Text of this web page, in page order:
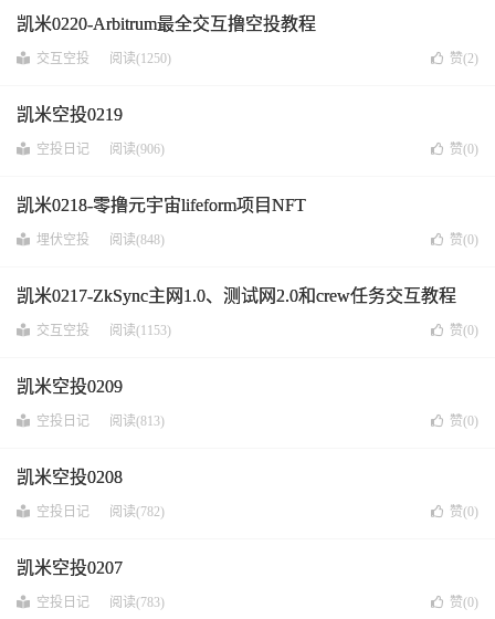
凯米0220-Arbitrum最全交互撸空投教程
交互空投 阅读(1250) 赞(2)
凯米空投0219
空投日记 阅读(906) 赞(0)
凯米0218-零撸元宇宙lifeform项目NFT
埋伏空投 阅读(848) 赞(0)
凯米0217-ZkSync主网1.0、测试网2.0和crew任务交互教程
交互空投 阅读(1153) 赞(0)
凯米空投0209
空投日记 阅读(813) 赞(0)
凯米空投0208
空投日记 阅读(782) 赞(0)
凯米空投0207
空投日记 阅读(783) 赞(0)